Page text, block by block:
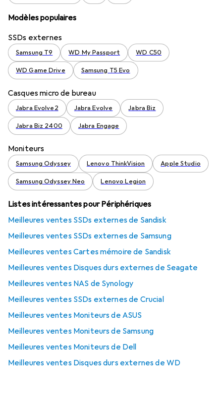
Modèles populaires
SSDs externes
Samsung T9 WD My Passport WD C50
WD Game Drive Samsung T5 Evo
Casques micro de bureau
Jabra Evolve2 Jabra Evolve Jabra Biz
Jabra Biz 2400 Jabra Engage
Moniteurs
Samsung Odyssey Lenovo ThinkVision Apple Studio
Samsung Odyssey Neo Lenovo Legion
Listes intéressantes pour Périphériques
Meilleures ventes SSDs externes de Sandisk
Meilleures ventes SSDs externes de Samsung
Meilleures ventes Cartes mémoire de Sandisk
Meilleures ventes Disques durs externes de Seagate
Meilleures ventes NAS de Synology
Meilleures ventes SSDs externes de Crucial
Meilleures ventes Moniteurs de ASUS
Meilleures ventes Moniteurs de Samsung
Meilleures ventes Moniteurs de Dell
Meilleures ventes Disques durs externes de WD